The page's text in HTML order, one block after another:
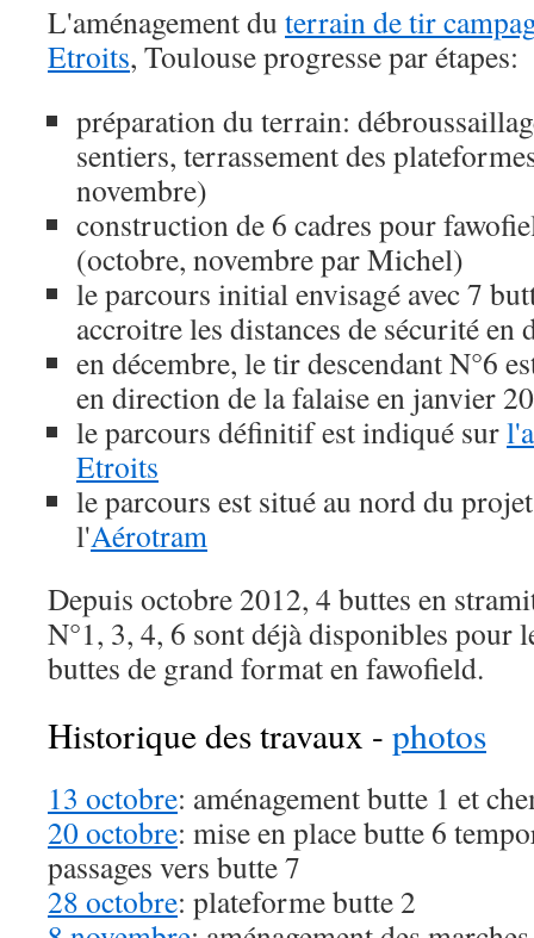
L'aménagement du terrain de tir
Etroits, Toulouse progresse par étapes:
préparation du terrain:
sentiers, terrassement des
novembre)
construction de 6 cadres pour
(octobre, novembre par Michel)
le parcours initial envisagé avec 7
accroitre les distances de sécurité en
en décembre, le tir descendant N°6
en direction de la falaise en janvier
le parcours définitif est indiqué sur
Etroits
le parcours est situé au nord du
l'Aérotram
Depuis octobre 2012, 4 buttes en
N°1, 3, 4, 6 sont déjà disponibles pour
buttes de grand format en fawofield.
Historique des travaux - photos
13 octobre: aménagement butte 1 et
20 octobre: mise en place butte 6
passages vers butte 7
28 octobre: plateforme butte 2